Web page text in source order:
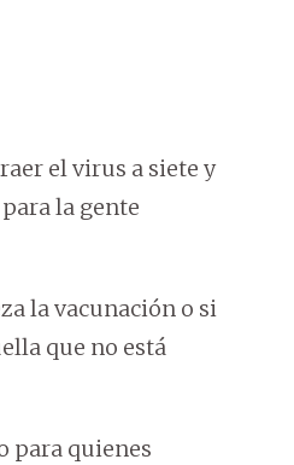
el virus a siete y
la gente
la vacunación o si
que no está
para quienes